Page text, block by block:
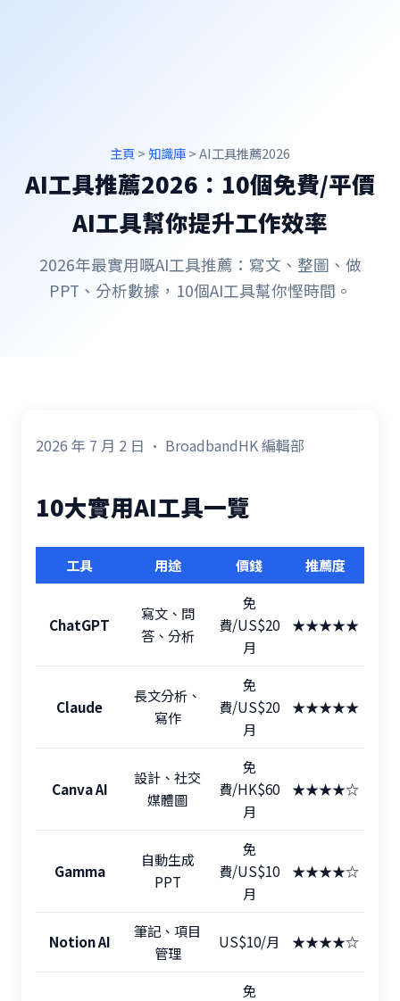
主頁 > 知識庫> AI工具推薦2026
AI工具推薦2026：10個免費/平價
AI工具幫你提升工作效率
2026年最實用嘅AI工具推薦：寫文、整圖、做
PPT、分析數據，10個AI工具幫你慳時間。
2026 年 7 月 2 日 · BroadbandHK 編輯部
10大實用AI工具一覽
工具 用途 價錢 推薦度
ChatGPT
寫文、問
答、分析
免
費/US$20
月
★★★★★
Claude
長文分析、
寫作
免
費/US$20
月
★★★★★
Canva AI
設計、社交
媒體圖
免
費/HK$60
月
★★★★☆
Gamma
自動生成
PPT
免
費/US$10
月
★★★★☆
Notion AI
筆記、項目
管理
US$10/月 ★★★★☆
免